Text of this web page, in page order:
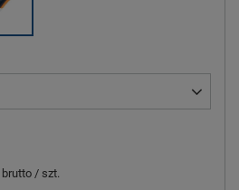
brutto / szt.